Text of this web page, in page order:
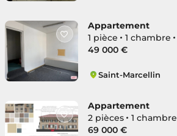
Appartement
1 pièce
1 chambre
49 000 €
Saint-Marcellin
Appartement
2 pièces
1 chambre
69 000 €